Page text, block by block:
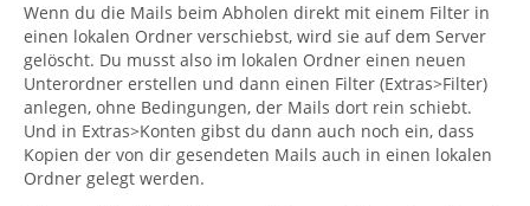
Wenn du die Mails beim Abholen direkt mit einem Filter in
einen lokalen Ordner verschiebst, wird sie auf dem Server
gelöscht. Du musst also im lokalen Ordner einen neuen
Unterordner erstellen und dann einen Filter (Extras>Filter)
anlegen, ohne Bedingungen, der Mails dort rein schiebt.
Und in Extras>Konten gibst du dann auch noch ein, dass
Kopien der von dir gesendeten Mails auch in einen lokalen
Ordner gelegt werden.